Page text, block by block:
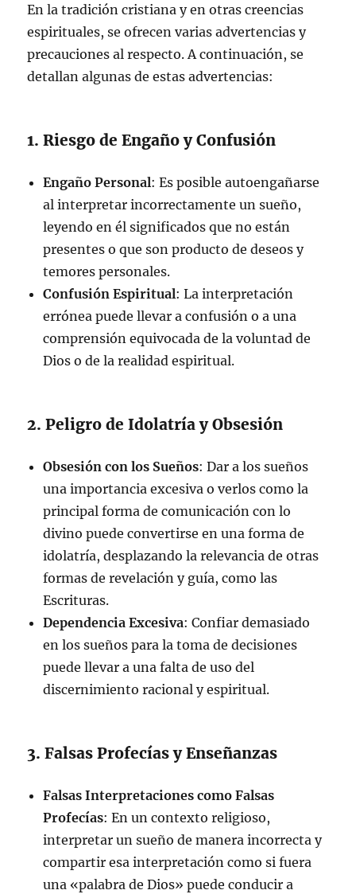
En la tradición cristiana y en otras creencias
espirituales, se ofrecen varias advertencias y
precauciones al respecto. A continuación, se
detallan algunas de estas advertencias:
1. Riesgo de Engaño y Confusión
Engaño Personal: Es posible autoengañarse
al interpretar incorrectamente un sueño,
leyendo en él significados que no están
presentes o que son producto de deseos y
temores personales.
Confusión Espiritual: La interpretación
errónea puede llevar a confusión o a una
comprensión equivocada de la voluntad de
Dios o de la realidad espiritual.
2. Peligro de Idolatría y Obsesión
Obsesión con los Sueños: Dar a los sueños
una importancia excesiva o verlos como la
principal forma de comunicación con lo
divino puede convertirse en una forma de
idolatría, desplazando la relevancia de otras
formas de revelación y guía, como las
Escrituras.
Dependencia Excesiva: Confiar demasiado
en los sueños para la toma de decisiones
puede llevar a una falta de uso del
discernimiento racional y espiritual.
3. Falsas Profecías y Enseñanzas
Falsas Interpretaciones como Falsas
Profecías: En un contexto religioso,
interpretar un sueño de manera incorrecta y
compartir esa interpretación como si fuera
una «palabra de Dios» puede conducir a